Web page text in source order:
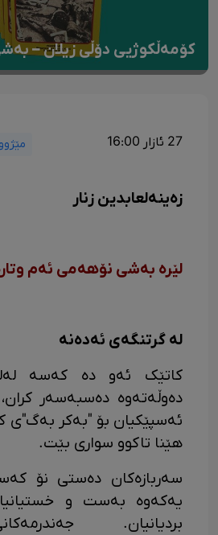
کۆمەڵکوژیی دۆڵی زیلان –
27 ئازار 16:00 مێژوو
زەینەلعابدین زنار
لێرە بەشی نۆهەمی ئەم
لە گرتنگەی ئەدەنە
کاتێک ئەو دە کەسە
دەوڵەتەوە دەسبەسەر
ئەسپێکیان بۆ "بەکر بەگ"ی
هێنا تاکوو سواری بێت.
سەربازەکان دەستی نۆ
یەکەوە بەست و
بردیانیان.